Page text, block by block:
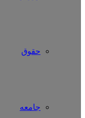
حقوق
جامعه